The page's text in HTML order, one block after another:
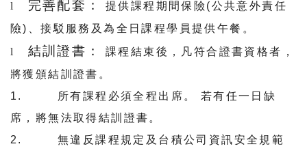
l 完善配套： 提供課程期間保險 (公共意外責任
險)
、接駁服務及為全日課程學員提供午餐。
l
結訓證書：
課程結束後，凡符合證書資格者，
將獲頒結訓證書。
1.
所有課程必須全程出席。 若有任一日缺
席，將無法取得結訓證書。
2.
無違反課程規定及台積公司資訊安全規範